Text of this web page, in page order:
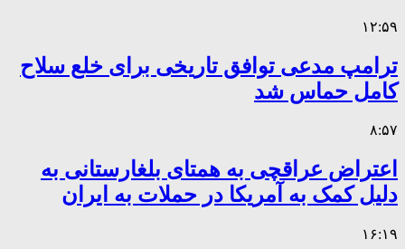
۱۲:۵۹
ترامپ مدعی توافق تاریخی برای خلع سلاح
کامل حماس شد
۸:۵۷
اعتراض عراقچی به همتای بلغارستانی به
دلیل کمک به آمریکا در حملات به ایران
۱۶:۱۹